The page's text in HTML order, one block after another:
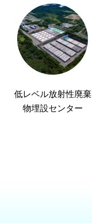
低レベル放射性廃棄
物埋設センター